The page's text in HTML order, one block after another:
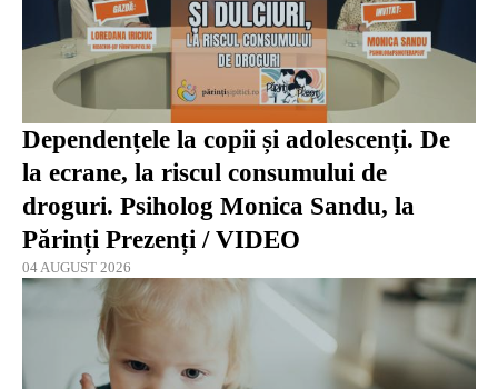
Dependențele la copii și adolescenți. De
la ecrane, la riscul consumului de
droguri. Psiholog Monica Sandu, la
Părinți Prezenți / VIDEO
04 AUGUST 2026